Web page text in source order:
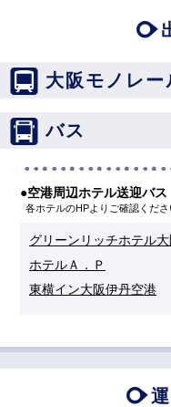
大阪モノレー
バス
●空港周辺ホテル送迎バス
各ホテルのHPよりご確認くださ
グリーンリッチホテル
ホテルＡ．Ｐ
東横イン大阪伊丹空港